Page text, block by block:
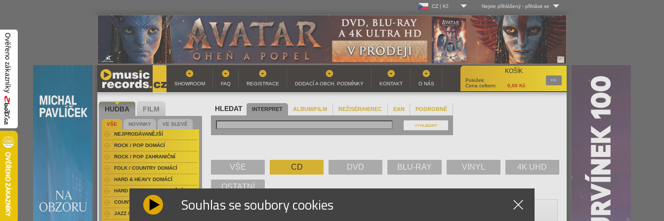
CZ | Kč
CZ | Kč
SK | EUR
Nejste přihlášený - přihlásit se
Log-in
Uživ. jméno:
Heslo:
Registrace
KOŠÍK
Položek:
Cena celkem:
0,00 Kč
Podrobnosti
SHOWROOM
FAQ REGISTRACE DODACÍ A OBCH. PODMÍNKY KONTAKT O NÁS
HLEDAT INTERPRET ALBUM/FILM REŽISÉR/HEREC EAN PODROBNĚ
VŠE CD DVD BLU-RAY VINYL 4K UHD
OSTATNÍ
G
HUDBA FILM
VŠE NOVINKY
VE SLEVĚ
NEJPRODÁVANĚJŠÍ
ROCK / POP DOMÁCÍ
ROCK / POP ZAHRANIČNÍ
FOLK / COUNTRY DOMÁCÍ
HARD & HEAVY DOMÁCÍ
HARD & HEAVY ZAHRANIČNÍ
COUNTRY
JAZZ / BLUES Souhlas se soubory cookies Close